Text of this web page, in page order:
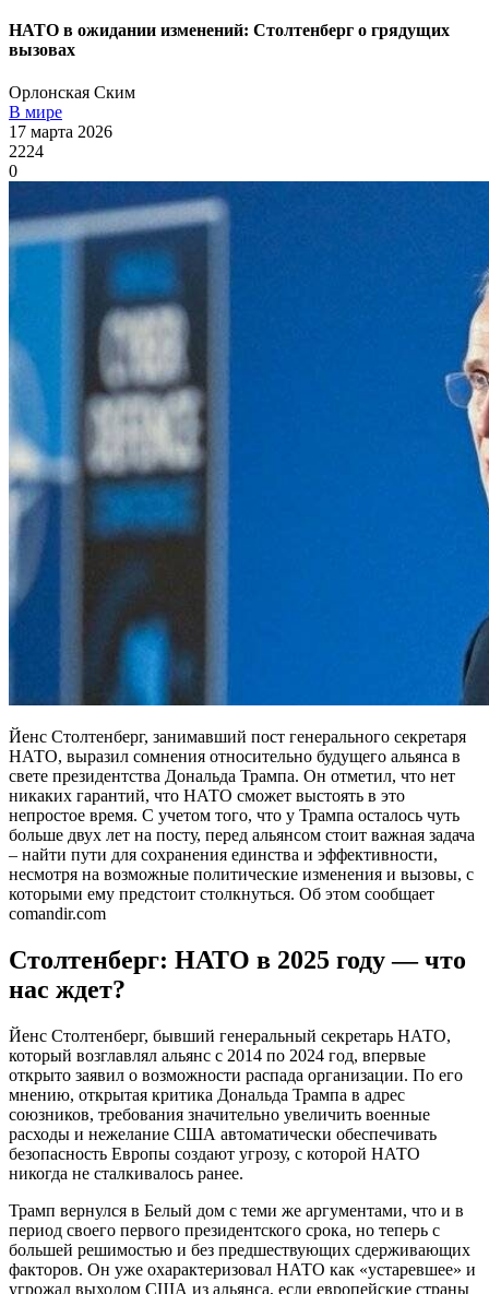
НАТО в ожидании изменений: Столтенберг о грядущих
вызовах
Орлонская Ским
В мире
17 марта 2026
2224
0
Йенс Столтенберг, занимавший пост генерального секретаря
НАТО, выразил сомнения относительно будущего альянса в
свете президентства Дональда Трампа. Он отметил, что нет
никаких гарантий, что НАТО сможет выстоять в это
непростое время. С учетом того, что у Трампа осталось чуть
больше двух лет на посту, перед альянсом стоит важная задача
– найти пути для сохранения единства и эффективности,
несмотря на возможные политические изменения и вызовы, с
которыми ему предстоит столкнуться. Об этом сообщает
comandir.com
Столтенберг: НАТО в 2025 году — что
нас ждет?
Йенс Столтенберг, бывший генеральный секретарь НАТО,
который возглавлял альянс с 2014 по 2024 год, впервые
открыто заявил о возможности распада организации. По его
мнению, открытая критика Дональда Трампа в адрес
союзников, требования значительно увеличить военные
расходы и нежелание США автоматически обеспечивать
безопасность Европы создают угрозу, с которой НАТО
никогда не сталкивалось ранее.
Трамп вернулся в Белый дом с теми же аргументами, что и в
период своего первого президентского срока, но теперь с
большей решимостью и без предшествующих сдерживающих
факторов. Он уже охарактеризовал НАТО как «устаревшее» и
угрожал выходом США из альянса, если европейские страны